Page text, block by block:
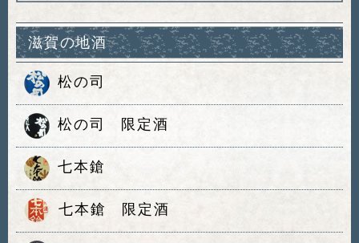
滋賀の地酒
松の司
松の司 限定酒
七本鎗
七本鎗 限定酒